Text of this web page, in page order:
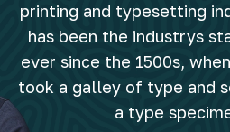
Projetos
Aqui você descobre o futuro
nossos projetos!
printing and typesetting
has been the industrys
ever since the 1500s,
took a galley of type and
a type